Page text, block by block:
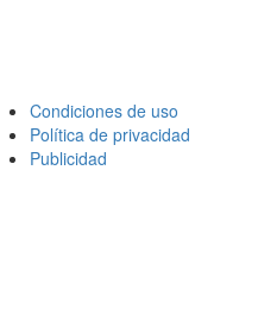
Condiciones de uso
Política de privacidad
Publicidad